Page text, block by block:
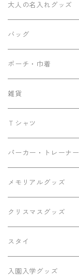
大人の名入れグッズ
バッグ
ナップサック
サコッシュ
トート
マザーズバッグ
ポーチ・巾着
雑貨
ティッシュケース
Ｔシャツ
パーカー・トレーナー
メモリアルグッズ
メモリアルボード
キーホルダー
ひなまつり
クリスマスグッズ
スタイ
入園入学グッズ